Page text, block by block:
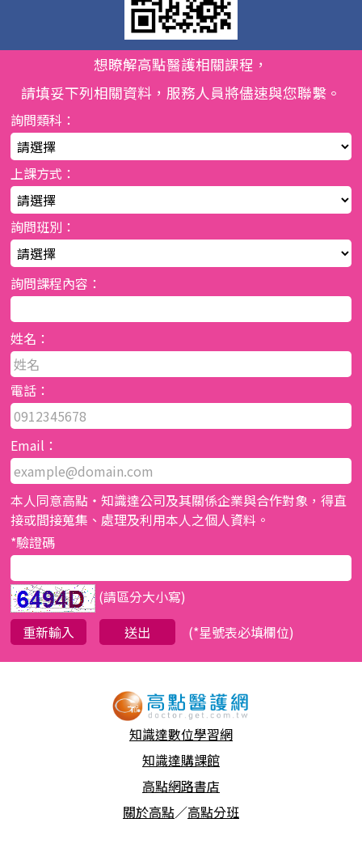
想瞭解高點醫護相關課程，
請填妥下列相關資料，服務人員將儘速與您聯繫。
詢問類科：
上課方式：
詢問班別：
詢問課程內容：
姓名：
電話：
Email：
本人同意高點‧知識達公司及其關係企業與合作對象，得直
接或間接蒐集、處理及利用本人之個人資料。
*驗證碼
(請區分大小寫)
(*星號表必填欄位)
知識達數位學習網
知識達購課館
高點網路書店
關於高點／高點分班